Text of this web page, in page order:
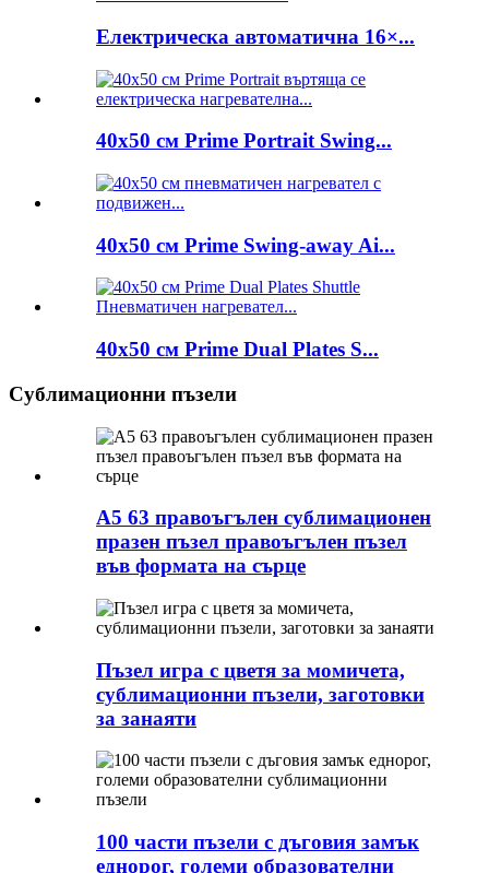
Електрическа автоматична 16×...
40x50 см Prime Portrait Swing...
40x50 см Prime Swing-away Ai...
40x50 см Prime Dual Plates S...
Сублимационни пъзели
A5 63 правоъгълен сублимационен
празен пъзел правоъгълен пъзел
във формата на сърце
Пъзел игра с цветя за момичета,
сублимационни пъзели, заготовки
за занаяти
100 части пъзели с дъговия замък
еднорог, големи образователни